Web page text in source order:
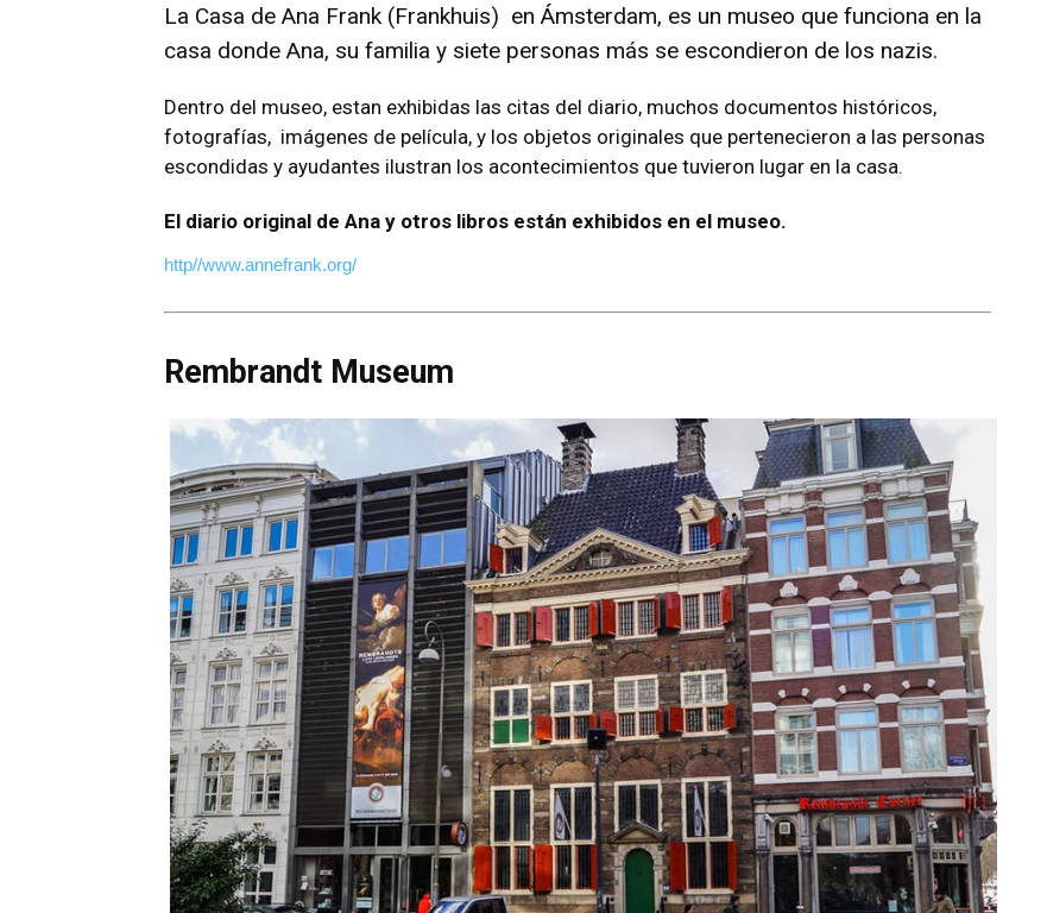
La Casa de Ana Frank (Frankhuis) en Ámsterdam, es un museo que funciona en la
casa donde Ana, su familia y siete personas más se escondieron de los nazis.
Dentro del museo, estan exhibidas las citas del diario, muchos documentos históricos,
fotografías, imágenes de película, y los objetos originales que pertenecieron a las personas
escondidas y ayudantes ilustran los acontecimientos que tuvieron lugar en la casa.
El diario original de Ana y otros libros están exhibidos en el museo.
http//www.annefrank.org/
Rembrandt Museum